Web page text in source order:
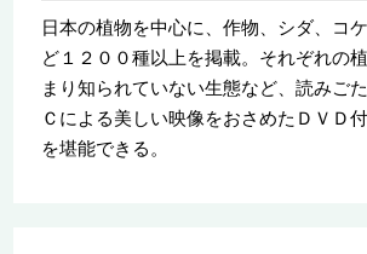
日本の植物を中心に、作物、シダ、コ
ど１２００種以上を掲載。それぞれの
まり知られていない生態など、読みご
Ｃによる美しい映像をおさめたＤＶＤ
を堪能できる。